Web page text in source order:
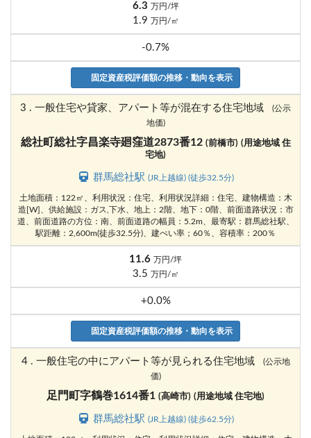
6.3 万円/坪
1.9 万円/㎡
-0.7%
固定資産税評価額の推移・動向を表示
3 . 一般住宅や貸家、アパート等が混在する住宅地域
(公示
地価)
総社町総社字昌楽寺廻窪道2873番12 (前橋市) (用途地域 住
宅地)
群馬総社駅(JR上越線) (徒歩32.5分)
土地面積：122㎡、利用状況：住宅、利用状況詳細：住宅、建物構造：木
造[W]、供給施設：ガス,下水、地上：2階、地下：0階、前面道路状況：市
道、前面道路の方位：南、前面道路の幅員：5.2m、最寄駅：群馬総社駅、
駅距離：2,600m(徒歩32.5分)、建ぺい率；60％、容積率：200％
11.6 万円/坪
3.5 万円/㎡
+0.0%
固定資産税評価額の推移・動向を表示
4 . 一般住宅の中にアパート等が見られる住宅地域
(公示地
価)
足門町字鶴巻1614番1 (高崎市) (用途地域 住宅地)
群馬総社駅(JR上越線) (徒歩62.5分)